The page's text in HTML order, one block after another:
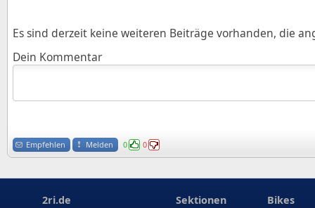
Es sind derzeit keine weiteren Beiträge vorhanden, die
Dein Kommentar
Empfehlen Melden 0 0
2ri.de Sektionen Bikes